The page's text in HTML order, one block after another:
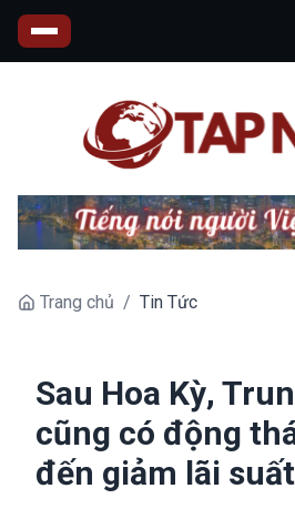
Trang chủ / Tin Tức
Sau Hoa Kỳ,
cũng có động
đến giảm lãi suất